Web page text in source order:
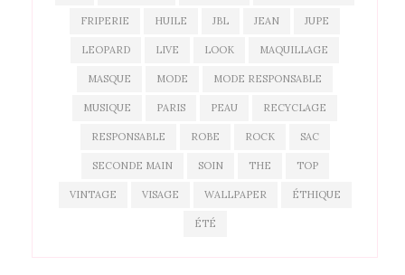
FRIPERIE HUILE JBL JEAN JUPE
LEOPARD LIVE LOOK MAQUILLAGE
MASQUE MODE MODE RESPONSABLE
MUSIQUE PARIS PEAU RECYCLAGE
RESPONSABLE ROBE ROCK SAC
SECONDE MAIN SOIN THE TOP
VINTAGE VISAGE WALLPAPER ÉTHIQUE
ÉTÉ